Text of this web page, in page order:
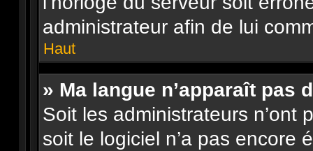
administrateur afin de lui
Haut
» Ma langue n’apparaît pas
Soit les administrateurs n’ont
soit le logiciel n’a pas encore